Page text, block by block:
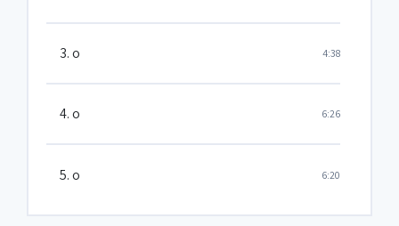
3. o 4:38
4. o 6:26
5. o 6:20